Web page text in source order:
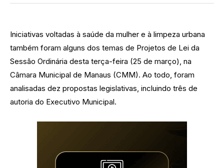
Iniciativas voltadas à saúde da mulher e à limpeza urbana
também foram alguns dos temas de Projetos de Lei da
Sessão Ordinária desta terça-feira (25 de março), na
Câmara Municipal de Manaus (CMM). Ao todo, foram
analisadas dez propostas legislativas, incluindo três de
autoria do Executivo Municipal.